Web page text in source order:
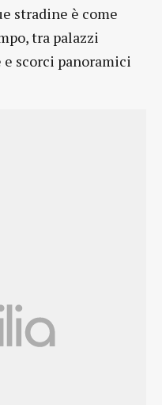
stradine è come
tra palazzi
scorci panoramici